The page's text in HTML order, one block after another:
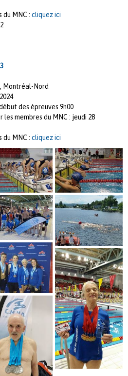
du MNC : cliquez ici
Montréal-Nord
des épreuves 9h00
membres du MNC : jeudi 28
du MNC : cliquez ici